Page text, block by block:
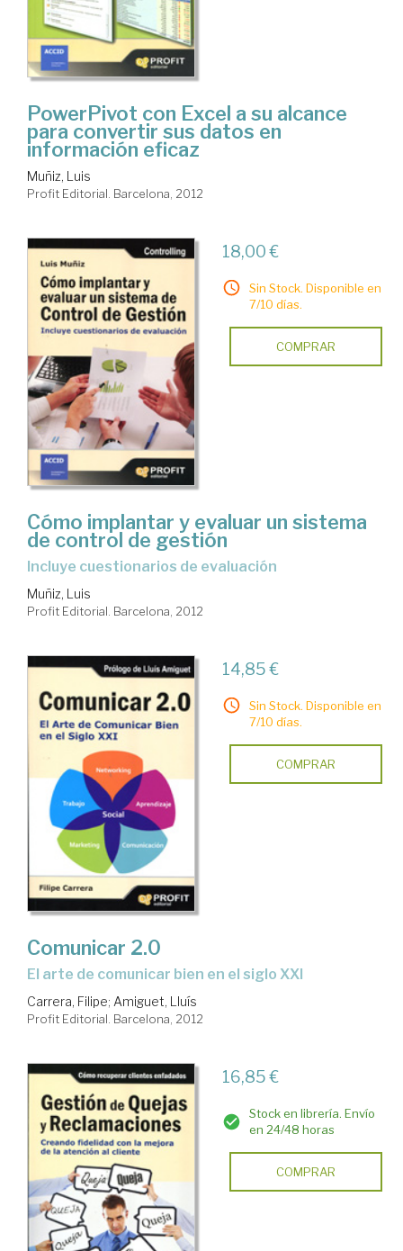
PowerPivot con Excel a su alcance
para convertir sus datos en
información eficaz
Muñiz, Luis
Profit Editorial. Barcelona, 2012
18,00 €
Sin Stock. Disponible en
7/10 días.
COMPRAR
Cómo implantar y evaluar un sistema
de control de gestión
incluye cuestionarios de evaluación
Muñiz, Luis
Profit Editorial. Barcelona, 2012
14,85 €
Sin Stock. Disponible en
7/10 días.
COMPRAR
Comunicar 2.0
el arte de comunicar bien en el siglo XXI
Carrera, Filipe; Amiguet, Lluís
Profit Editorial. Barcelona, 2012
16,85 €
Stock en librería. Envío
en 24/48 horas
COMPRAR